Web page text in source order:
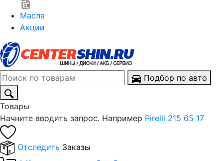
Масла
Акции
Подбор по авто
Товары
Начните вводить запрос. Например Pirelli 215 65 17
Отследить Заказы